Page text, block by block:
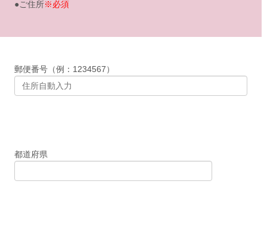
●ご住所※必須
郵便番号（例：1234567）
都道府県